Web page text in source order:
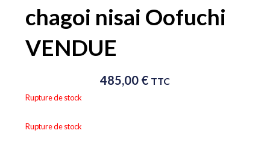
chagoi nisai Oofuchi
VENDUE
485,00 € TTC
Rupture de stock
Rupture de stock